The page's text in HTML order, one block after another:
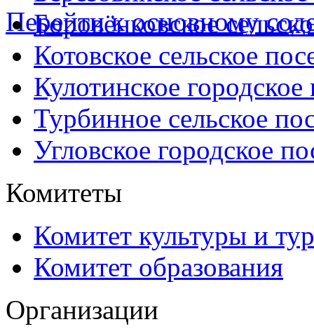
Перейти к основному
Боровёнковское
Котовское сельское
Кулотинское городское
Турбинное сельское
Угловское городское
Комитеты
Комитет культуры и
Комитет образования
Организации